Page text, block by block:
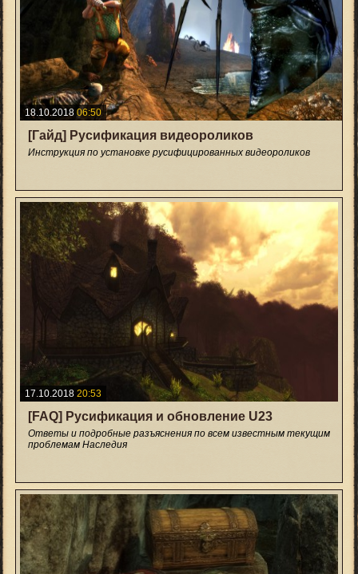
18.10.2018 06:50
[Гайд] Русификация видеороликов
Инструкция по установке русифицированных видеороликов
17.10.2018 20:53
[FAQ] Русификация и обновление U23
Ответы и подробные разъяснения по всем известным текущим
проблемам Наследия